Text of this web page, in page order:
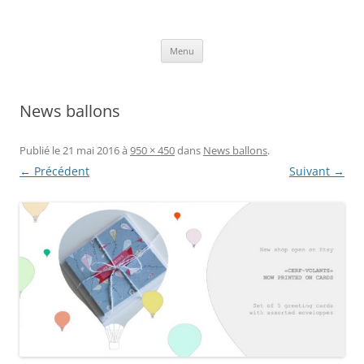
Menu
News ballons
Publié le21 mai 2016à 950 × 450dans News ballons.
← Précédent Suivant →